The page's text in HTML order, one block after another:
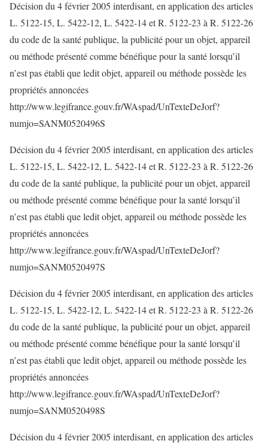
Décision du 4 février 2005 interdisant, en application des articles
L. 5122-15, L. 5422-12, L. 5422-14 et R. 5122-23 à R. 5122-26
du code de la santé publique, la publicité pour un objet, appareil
ou méthode présenté comme bénéfique pour la santé lorsqu’il
n’est pas établi que ledit objet, appareil ou méthode possède les
propriétés annoncées
http://www.legifrance.gouv.fr/WAspad/UnTexteDeJorf?
numjo=SANM0520496S
Décision du 4 février 2005 interdisant, en application des articles
L. 5122-15, L. 5422-12, L. 5422-14 et R. 5122-23 à R. 5122-26
du code de la santé publique, la publicité pour un objet, appareil
ou méthode présenté comme bénéfique pour la santé lorsqu’il
n’est pas établi que ledit objet, appareil ou méthode possède les
propriétés annoncées
http://www.legifrance.gouv.fr/WAspad/UnTexteDeJorf?
numjo=SANM0520497S
Décision du 4 février 2005 interdisant, en application des articles
L. 5122-15, L. 5422-12, L. 5422-14 et R. 5122-23 à R. 5122-26
du code de la santé publique, la publicité pour un objet, appareil
ou méthode présenté comme bénéfique pour la santé lorsqu’il
n’est pas établi que ledit objet, appareil ou méthode possède les
propriétés annoncées
http://www.legifrance.gouv.fr/WAspad/UnTexteDeJorf?
numjo=SANM0520498S
Décision du 4 février 2005 interdisant, en application des articles